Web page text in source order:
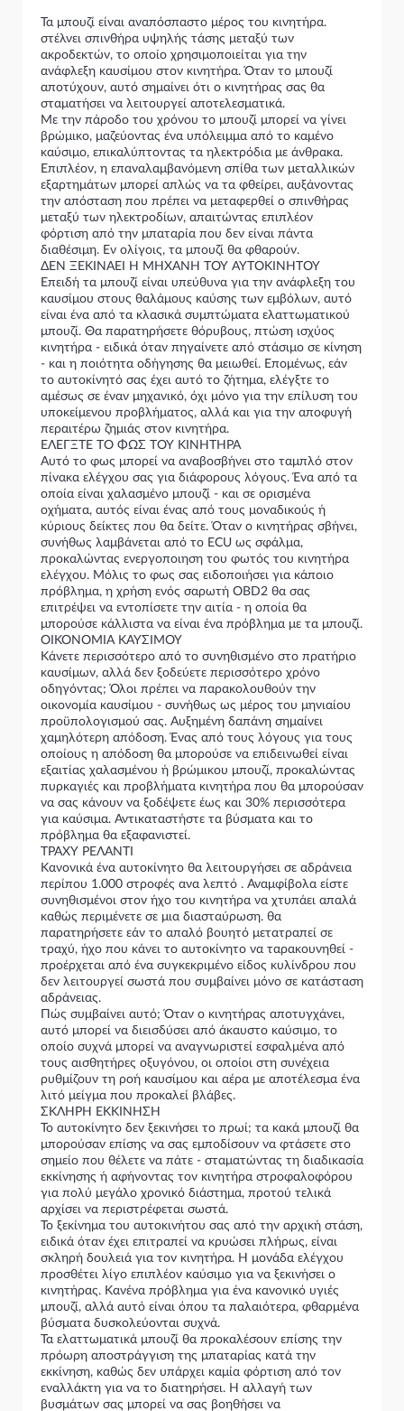
Τα μπουζί είναι αναπόσπαστο μέρος του κινητήρα.
στέλνει σπινθήρα υψηλής τάσης μεταξύ των
ακροδεκτών, το οποίο χρησιμοποιείται για την
ανάφλεξη καυσίμου στον κινητήρα. Όταν το μπουζί
αποτύχουν, αυτό σημαίνει ότι ο κινητήρας σας θα
σταματήσει να λειτουργεί αποτελεσματικά.
Με την πάροδο του χρόνου το μπουζί μπορεί να γίνει
βρώμικο, μαζεύοντας ένα υπόλειμμα από το καμένο
καύσιμο, επικαλύπτοντας τα ηλεκτρόδια με άνθρακα.
Επιπλέον, η επαναλαμβανόμενη σπίθα των μεταλλικών
εξαρτημάτων μπορεί απλώς να τα φθείρει, αυξάνοντας
την απόσταση που πρέπει να μεταφερθεί ο σπινθήρας
μεταξύ των ηλεκτροδίων, απαιτώντας επιπλέον
φόρτιση από την μπαταρία που δεν είναι πάντα
διαθέσιμη. Εν ολίγοις, τα μπουζί θα φθαρούν.
ΔΕΝ ΞΕΚΙΝΑΕΙ Η ΜΗΧΑΝΗ ΤΟΥ ΑΥΤΟΚΙΝΗΤΟΥ
Επειδή τα μπουζί είναι υπεύθυνα για την ανάφλεξη του
καυσίμου στους θαλάμους καύσης των εμβόλων, αυτό
είναι ένα από τα κλασικά συμπτώματα ελαττωματικού
μπουζί. Θα παρατηρήσετε θόρυβους, πτώση ισχύος
κινητήρα - ειδικά όταν πηγαίνετε από στάσιμο σε κίνηση
- και η ποιότητα οδήγησης θα μειωθεί. Επομένως, εάν
το αυτοκίνητό σας έχει αυτό το ζήτημα, ελέγξτε το
αμέσως σε έναν μηχανικό, όχι μόνο για την επίλυση του
υποκείμενου προβλήματος, αλλά και για την αποφυγή
περαιτέρω ζημιάς στον κινητήρα.
ΕΛΕΓΞΤΕ ΤΟ ΦΩΣ ΤΟΥ ΚΙΝΗΤΗΡΑ
Αυτό το φως μπορεί να αναβοσβήνει στο ταμπλό στον
πίνακα ελέγχου σας για διάφορους λόγους. Ένα από τα
οποία είναι χαλασμένο μπουζί - και σε ορισμένα
οχήματα, αυτός είναι ένας από τους μοναδικούς ή
κύριους δείκτες που θα δείτε. Όταν ο κινητήρας σβήνει,
συνήθως λαμβάνεται από το ECU ως σφάλμα,
προκαλώντας ενεργοποιηση του φωτός του κινητήρα
ελέγχου. Μόλις το φως σας ειδοποιήσει για κάποιο
πρόβλημα, η χρήση ενός σαρωτή OBD2 θα σας
επιτρέψει να εντοπίσετε την αιτία - η οποία θα
μπορούσε κάλλιστα να είναι ένα πρόβλημα με τα μπουζί.
ΟΙΚΟΝΟΜΙΑ ΚΑΥΣΙΜΟΥ
Κάνετε περισσότερο από το συνηθισμένο στο πρατήριο
καυσίμων, αλλά δεν ξοδεύετε περισσότερο χρόνο
οδηγόντας; Όλοι πρέπει να παρακολουθούν την
οικονομία καυσίμου - συνήθως ως μέρος του μηνιαίου
προϋπολογισμού σας. Αυξημένη δαπάνη σημαίνει
χαμηλότερη απόδοση. Ένας από τους λόγους για τους
οποίους η απόδοση θα μπορούσε να επιδεινωθεί είναι
εξαιτίας χαλασμένου ή βρώμικου μπουζί, προκαλώντας
πυρκαγιές και προβλήματα κινητήρα που θα μπορούσαν
να σας κάνουν να ξοδέψετε έως και 30% περισσότερα
για καύσιμα. Αντικαταστήστε τα βύσματα και το
πρόβλημα θα εξαφανιστεί.
ΤΡΑΧΥ ΡΕΛΑΝΤΙ
Κανονικά ένα αυτοκίνητο θα λειτουργήσει σε αδράνεια
περίπου 1.000 στροφές ανα λεπτό . Αναμφίβολα είστε
συνηθισμένοι στον ήχο του κινητήρα να χτυπάει απαλά
καθώς περιμένετε σε μια διασταύρωση. θα
παρατηρήσετε εάν το απαλό βουητό μετατραπεί σε
τραχύ, ήχο που κάνει το αυτοκίνητο να ταρακουνηθεί -
προέρχεται από ένα συγκεκριμένο είδος κυλίνδρου που
δεν λειτουργεί σωστά που συμβαίνει μόνο σε κατάσταση
αδράνειας.
Πώς συμβαίνει αυτό; Όταν ο κινητήρας αποτυγχάνει,
αυτό μπορεί να διεισδύσει από άκαυστο καύσιμο, το
οποίο συχνά μπορεί να αναγνωριστεί εσφαλμένα από
τους αισθητήρες οξυγόνου, οι οποίοι στη συνέχεια
ρυθμίζουν τη ροή καυσίμου και αέρα με αποτέλεσμα ένα
λιτό μείγμα που προκαλεί βλάβες.
ΣΚΛΗΡΗ ΕΚΚΙΝΗΣΗ
Το αυτοκίνητο δεν ξεκινήσει το πρωί; τα κακά μπουζί θα
μπορούσαν επίσης να σας εμποδίσουν να φτάσετε στο
σημείο που θέλετε να πάτε - σταματώντας τη διαδικασία
εκκίνησης ή αφήνοντας τον κινητήρα στροφαλοφόρου
για πολύ μεγάλο χρονικό διάστημα, προτού τελικά
αρχίσει να περιστρέφεται σωστά.
Το ξεκίνημα του αυτοκινήτου σας από την αρχική στάση,
ειδικά όταν έχει επιτραπεί να κρυώσει πλήρως, είναι
σκληρή δουλειά για τον κινητήρα. Η μονάδα ελέγχου
προσθέτει λίγο επιπλέον καύσιμο για να ξεκινήσει ο
κινητήρας. Κανένα πρόβλημα για ένα κανονικό υγιές
μπουζί, αλλά αυτό είναι όπου τα παλαιότερα, φθαρμένα
βύσματα δυσκολεύονται συχνά.
Τα ελαττωματικά μπουζί θα προκαλέσουν επίσης την
πρόωρη αποστράγγιση της μπαταρίας κατά την
εκκίνηση, καθώς δεν υπάρχει καμία φόρτιση από τον
εναλλάκτη για να το διατηρήσει. Η αλλαγή των
βυσμάτων σας μπορεί να σας βοηθήσει να